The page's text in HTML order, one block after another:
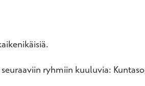
seuraaviin ryhmiin kuuluvia: